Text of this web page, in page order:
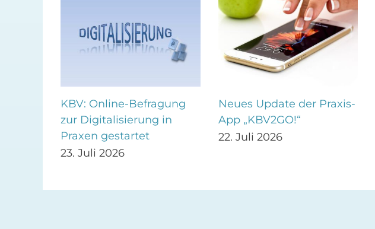
KBV: Online-Befragung
zur Digitalisierung in
Praxen gestartet
23. Juli 2026
Neues Update der Praxis-
App „KBV2GO!“
22. Juli 2026